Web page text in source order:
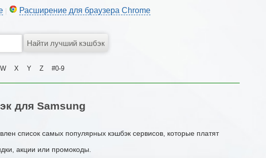
Расширение для браузера Chrome
W X Y Z #0-9
для Samsung
список самых популярных кэшбэк сервисов, которые платят
акции или промокоды.